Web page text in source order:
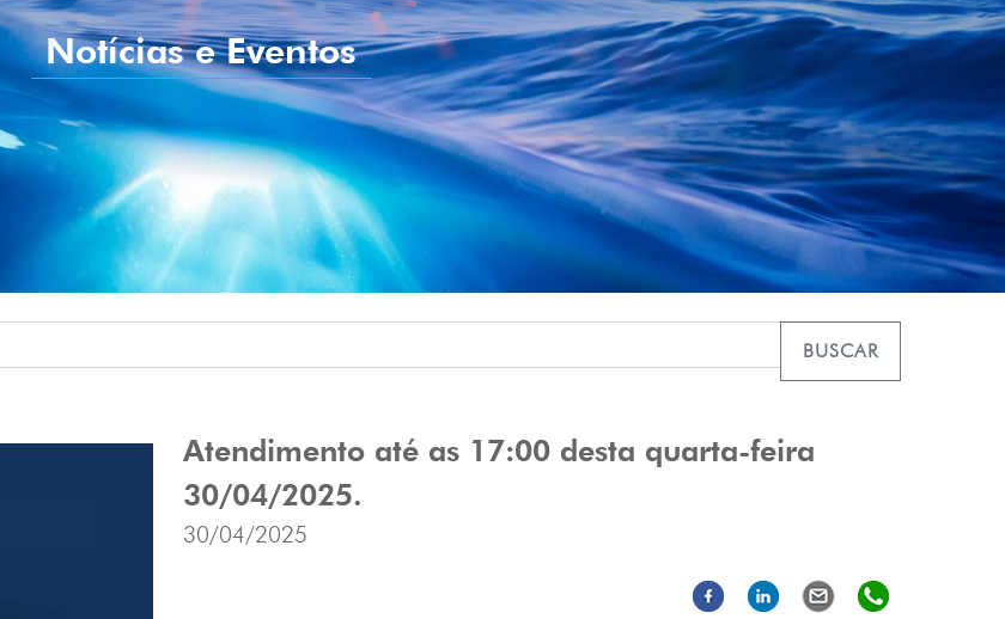
Notícias e Eventos
BUSCAR
Atendimento até as 17:00 desta quarta-feira
30/04/2025.
30/04/2025